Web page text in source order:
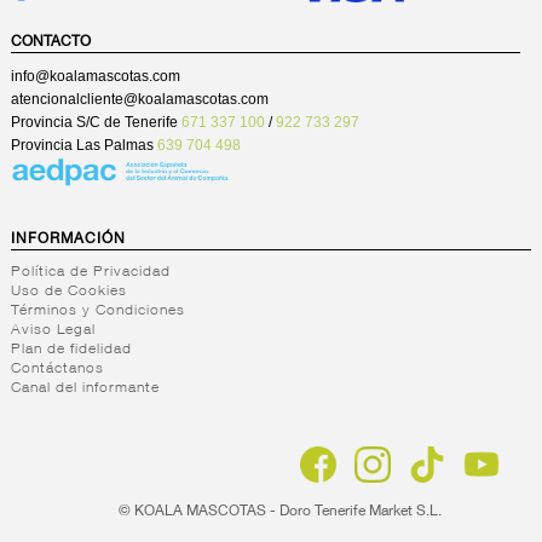
CONTACTO
info@koalamascotas.com
atencionalcliente@koalamascotas.com
Provincia S/C de Tenerife 671 337 100/922 733 297
Provincia Las Palmas 639 704 498
INFORMACIÓN
Política de Privacidad
Uso de Cookies
Términos y Condiciones
Aviso Legal
Plan de fidelidad
Contáctanos
Canal del informante
© KOALA MASCOTAS - Doro Tenerife Market S.L.